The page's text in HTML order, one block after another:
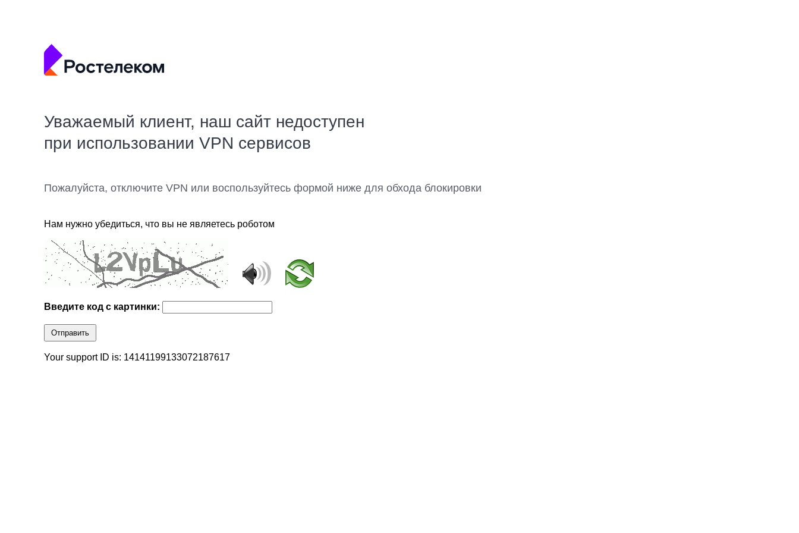
Уважаемый клиент, наш сайт недоступен
при использовании VPN сервисов
Пожалуйста, отключите VPN или воспользуйтесь формой ниже для обхода блокировки
Нам нужно убедиться, что вы не являетесь роботом
Введите код с картинки:
Отправить
Your support ID is: 14141199133072187617